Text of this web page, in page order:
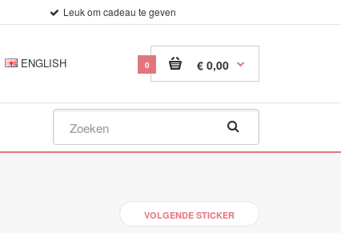
Leuk om cadeau te geven
0 € 0,00
ENGLISH
VOLGENDE STICKER